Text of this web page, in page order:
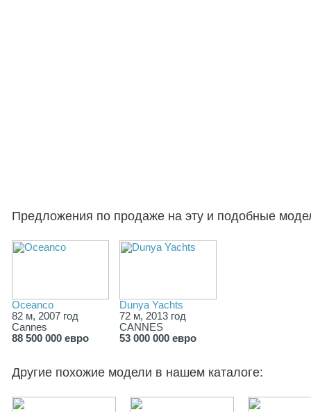
Предложения по продаже на эту и подобные
Oceanco
82 м, 2007 год
Cannes
88 500 000 евро
Dunya Yachts
72 м, 2013 год
CANNES
53 000 000 евро
Другие похожие модели в нашем каталоге: